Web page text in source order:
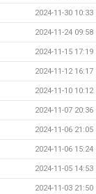
2024-11-30 10:33
2024-11-24 09:58
2024-11-15 17:19
2024-11-12 16:17
2024-11-10 10:12
2024-11-07 20:36
2024-11-06 21:05
2024-11-06 15:24
2024-11-05 14:53
2024-11-03 21:50